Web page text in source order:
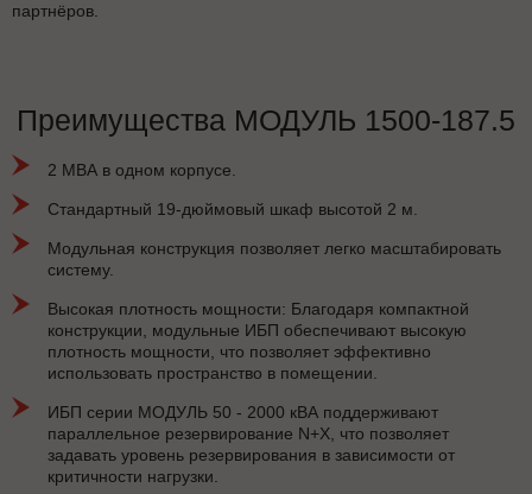
партнёров.
Преимущества МОДУЛЬ 1500-187.5
2 МВА в одном корпусе.
Стандартный 19-дюймовый шкаф высотой 2 м.
Модульная конструкция позволяет легко масштабировать
систему.
Высокая плотность мощности: Благодаря компактной
конструкции, модульные ИБП обеспечивают высокую
плотность мощности, что позволяет эффективно
использовать пространство в помещении.
ИБП серии МОДУЛЬ 50 - 2000 кВА поддерживают
параллельное резервирование N+X, что позволяет
задавать уровень резервирования в зависимости от
критичности нагрузки.